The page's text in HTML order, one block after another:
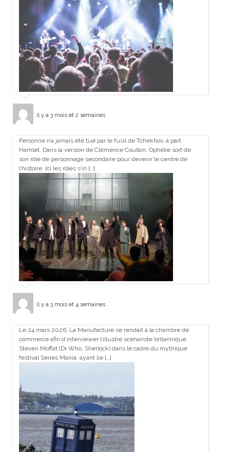
il y a 3 mois et 2 semaines
Personne n’a jamais été tué par le fusil de Tchekhov, à part
Hamlet. Dans la version de Clémence Coullon, Ophélie sort de
son rôle de personnage secondaire pour devenir le centre de
l’histoire. Ici les rôles s’in […]
il y a 3 mois et 4 semaines
Le 24 mars 2026, La Manufacture se rendait à la chambre de
commerce afin d’interviewer l’illustre scénariste britannique
Steven Moffat (Dr Who, Sherlock) dans le cadre du mythique
festival Series Mania, ayant lie […]